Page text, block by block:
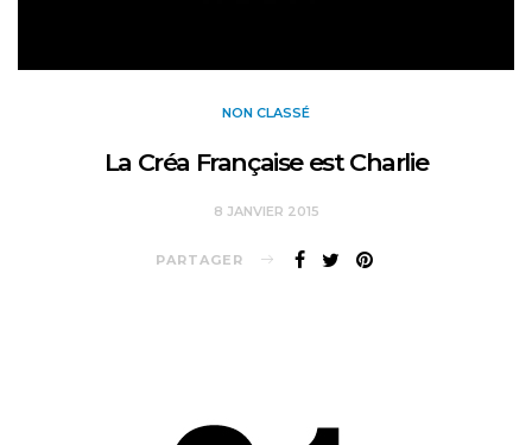
NON CLASSÉ
La Créa Française est Charlie
8 JANVIER 2015
PARTAGER